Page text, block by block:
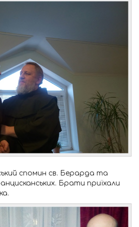
спомин св. Берарда та
Брати приїхали